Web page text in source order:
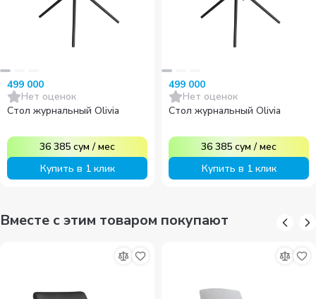
499 000
Нет оценок
Стол журнальный Olivia
36 385 сум /мес
Купить в 1 клик
499 000
Нет оценок
Стол журнальный Olivia
36 385 сум /мес
Купить в 1 клик
Вместе с этим товаром покупают